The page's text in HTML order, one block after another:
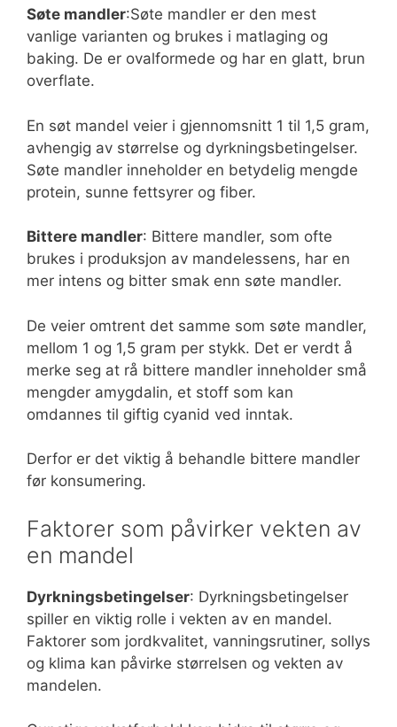
Søte mandler:Søte mandler er den mest
vanlige varianten og brukes i matlaging og
baking. De er ovalformede og har en glatt, brun
overflate.
En søt mandel veier i gjennomsnitt 1 til 1,5 gram,
avhengig av størrelse og dyrkningsbetingelser.
Søte mandler inneholder en betydelig mengde
protein, sunne fettsyrer og fiber.
Bittere mandler: Bittere mandler, som ofte
brukes i produksjon av mandelessens, har en
mer intens og bitter smak enn søte mandler.
De veier omtrent det samme som søte mandler,
mellom 1 og 1,5 gram per stykk. Det er verdt å
merke seg at rå bittere mandler inneholder små
mengder amygdalin, et stoff som kan
omdannes til giftig cyanid ved inntak.
Derfor er det viktig å behandle bittere mandler
før konsumering.
Faktorer som påvirker vekten av
en mandel
Dyrkningsbetingelser: Dyrkningsbetingelser
spiller en viktig rolle i vekten av en mandel.
Faktorer som jordkvalitet, vanningsrutiner, sollys
og klima kan påvirke størrelsen og vekten av
mandelen.